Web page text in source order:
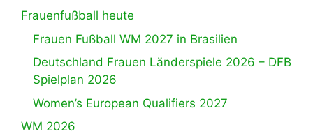
Frauenfußball heute
Frauen Fußball WM 2027 in Brasilien
Deutschland Frauen Länderspiele 2026 – DFB
Spielplan 2026
Women’s European Qualifiers 2027
WM 2026